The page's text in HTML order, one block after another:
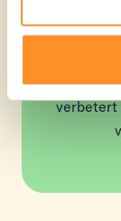
Wie
verbetert